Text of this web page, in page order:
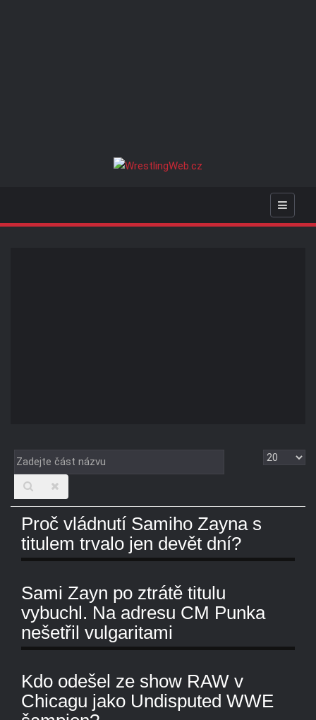
Zadejte
část
názvu
Zobrazit
Proč vládnutí Samiho Zayna s
titulem trvalo jen devět dní?
Sami Zayn po ztrátě titulu
vybuchl. Na adresu CM Punka
nešetřil vulgaritami
Kdo odešel ze show RAW v
Chicagu jako Undisputed WWE